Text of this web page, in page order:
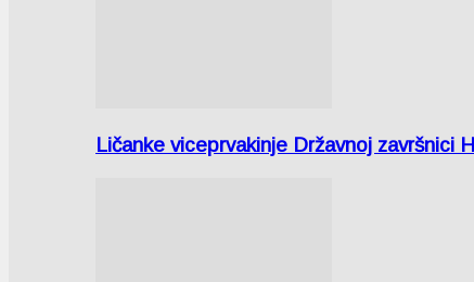
Ličanke viceprvakinje Državnoj završnici